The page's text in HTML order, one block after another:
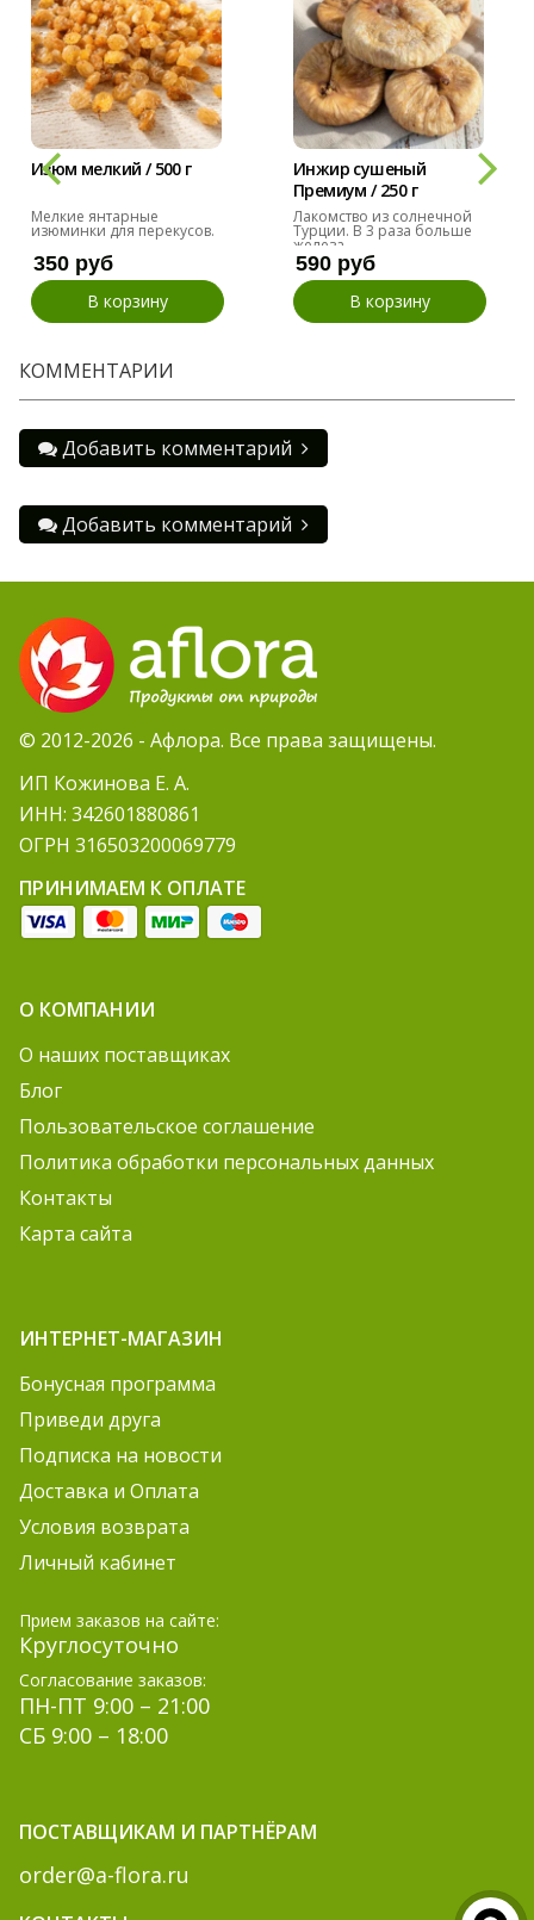
Изюм мелкий / 500 г
Мелкие янтарные
изюминки для перекусов.
350 руб
В корзину
Инжир сушеный
Премиум / 250 г
Лакомство из солнечной
Турции. В 3 раза больше
железа.
590 руб
В корзину
КОММЕНТАРИИ
Добавить комментарий
Добавить комментарий
© 2012-2026 - Афлора. Все права защищены.
ИП Кожинова Е. А.
ИНН: 342601880861
ОГРН 316503200069779
ПРИНИМАЕМ К ОПЛАТЕ
О КОМПАНИИ
О наших поставщиках
Блог
Пользовательское соглашение
Политика обработки персональных данных
Контакты
Карта сайта
ИНТЕРНЕТ-МАГАЗИН
Бонусная программа
Приведи друга
Подписка на новости
Доставка и Оплата
Условия возврата
Личный кабинет
Прием заказов на сайте:
Круглосуточно
Согласование заказов:
ПН-ПТ 9:00 – 21:00
СБ 9:00 – 18:00
ПОСТАВЩИКАМ И ПАРТНЁРАМ
order@a-flora.ru